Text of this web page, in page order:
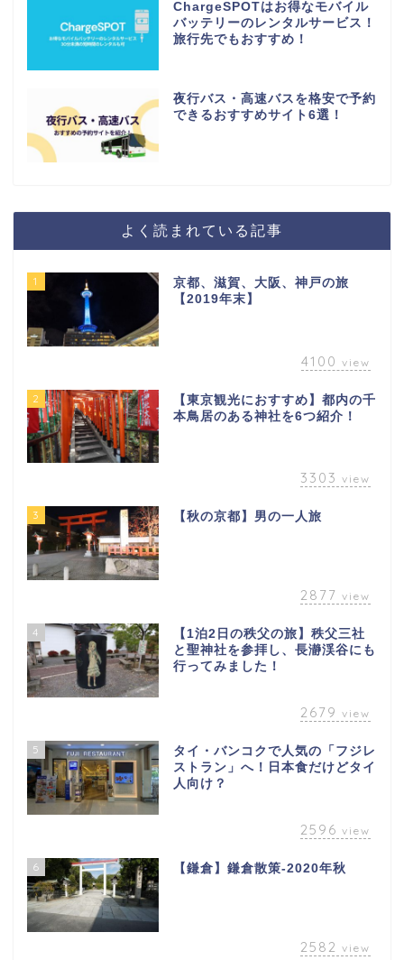
ChargeSPOTはお得なモバイル
バッテリーのレンタルサービス！
旅行先でもおすすめ！
夜行バス・高速バスを格安で予約
できるおすすめサイト6選！
よく読まれている記事
1
京都、滋賀、大阪、神戸の旅
【2019年末】
4100 view
2
【東京観光におすすめ】都内の千
本鳥居のある神社を6つ紹介！
3303 view
3 【秋の京都】男の一人旅
2877 view
4
【1泊2日の秩父の旅】秩父三社
と聖神社を参拝し、長瀞渓谷にも
行ってみました！
2679 view
5
タイ・バンコクで人気の「フジレ
ストラン」へ！日本食だけどタイ
人向け？
2596 view
6 【鎌倉】鎌倉散策-2020年秋
2582 view